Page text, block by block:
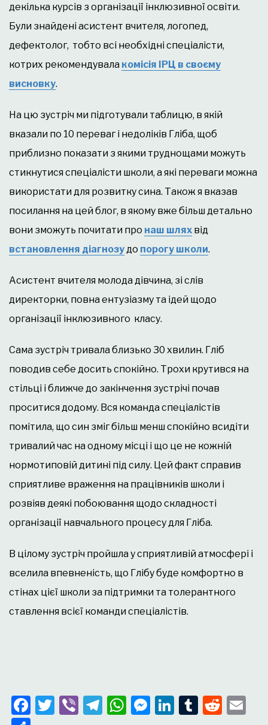
декілька курсів з організації інклюзивної освіти.
Були знайдені асистент вчителя, логопед,
дефектолог, тобто всі необхідні спеціалісти,
котрих рекомендувала комісія ІРЦ в своєму
висновку.
На цю зустріч ми підготували таблицю, в якій
вказали по 10 переваг і недоліків Гліба, щоб
приблизно показати з якими труднощами можуть
стикнутися спеціалісти школи, а які переваги можна
використати для розвитку сина. Також я вказав
посилання на цей блог, в якому вже більш детально
вони зможуть почитати про наш шлях від
встановлення діагнозудо порогу школи.
Асистент вчителя молода дівчина, зі слів
директорки, повна ентузіазму та ідей щодо
організації інклюзивного класу.
Сама зустріч тривала близько 30 хвилин. Гліб
поводив себе досить спокійно. Трохи крутився на
стільці і ближче до закінчення зустрічі почав
проситися додому. Вся команда спеціалістів
помітила, що син зміг більш менш спокійно всидіти
тривалий час на одному місці і що це не кожній
нормотиповій дитині під силу. Цей факт справив
сприятливе враження на працівників школи і
розвіяв деякі побоювання щодо складності
організації навчального процесу для Гліба.
В цілому зустріч пройшла у сприятливій атмосфері і
вселила впевненість, що Глібу буде комфортно в
стінах цієї школи за підтримки та толерантного
ставлення всієї команди спеціалістів.
Facebook
Twitter
ViberTelegram
WhatsApp
Messenger
LinkedIn
Tumblr